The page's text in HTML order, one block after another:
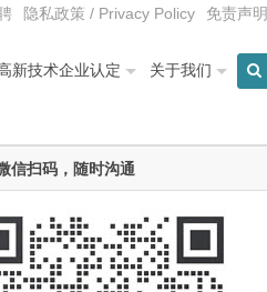
隐私政策 / Privacy Policy 免责声明
新技术企业认定 关于我们
信扫码，随时沟通